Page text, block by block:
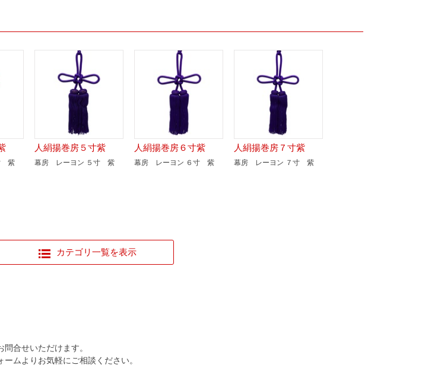
紫
人絹揚巻房５寸紫
幕房 レーヨン ５寸 紫
人絹揚巻房６寸紫
幕房 レーヨン ６寸 紫
人絹揚巻房７寸紫
幕房 レーヨン ７寸 紫
カテゴリ一覧を表示
合せいただけます。
ムよりお気軽にご相談ください。